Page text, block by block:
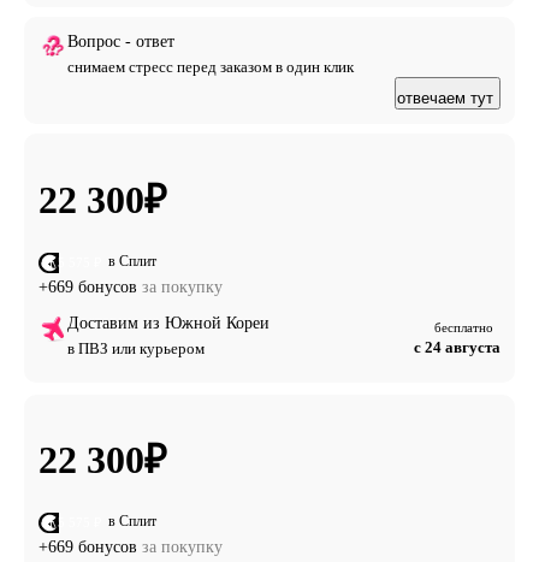
Вопрос - ответ
снимаем стресс перед заказом в один клик
отвечаем тут
22 300₽
от 5 575 ₽ в Сплит
+669 бонусов за покупку
Доставим из Южной Кореи
в ПВЗ или курьером
бесплатно
с 24 августа
22 300₽
от 5 575 ₽ в Сплит
+669 бонусов за покупку